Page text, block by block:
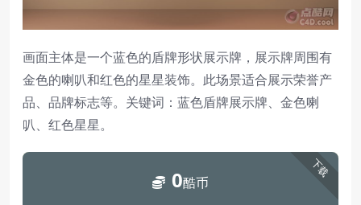
画面主体是一个蓝色的盾牌形状展示牌，展示牌周围有
金色的喇叭和红色的星星装饰。此场景适合展示荣誉产
品、品牌标志等。关键词：蓝色盾牌展示牌、金色喇
叭、红色星星。
下载
0酷币